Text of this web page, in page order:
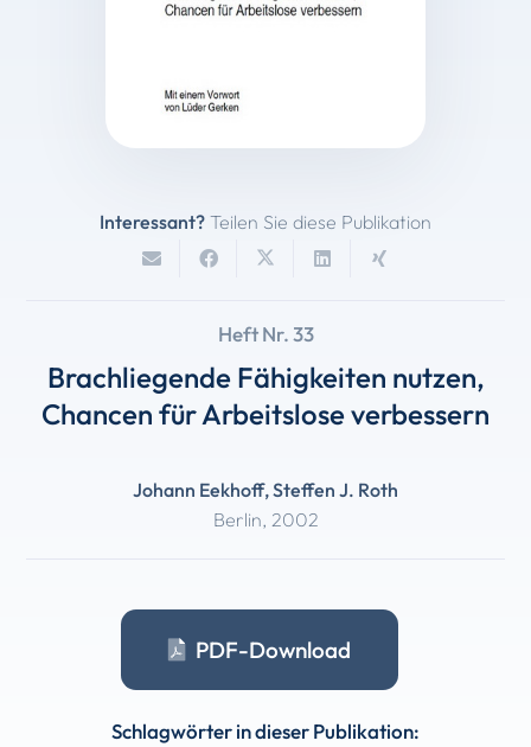
Interessant? Teilen Sie diese Publikation
Heft Nr. 33
Brachliegende Fähigkeiten nutzen,
Chancen für Arbeitslose verbessern
Johann Eekhoff,Steffen J. Roth
Berlin, 2002
PDF-Download
Schlagwörter in dieser Publikation: